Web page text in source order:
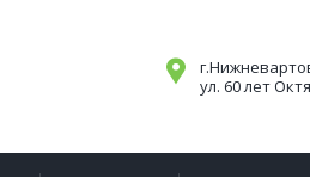
ул. 60 лет